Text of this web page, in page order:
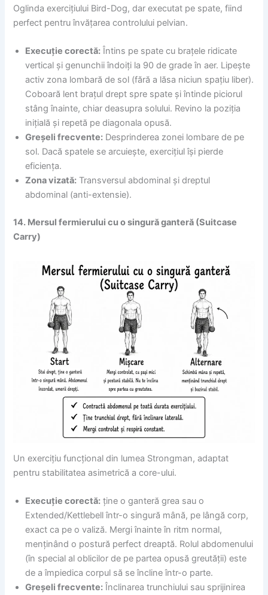
Oglinda exercițiului Bird-Dog, dar executat pe spate, fiind
perfect pentru învățarea controlului pelvian.
Execuție corectă: Întins pe spate cu brațele ridicate
vertical și genunchii îndoiți la 90 de grade în aer. Lipește
activ zona lombară de sol (fără a lăsa niciun spațiu liber).
Coboară lent brațul drept spre spate și întinde piciorul
stâng înainte, chiar deasupra solului. Revino la poziția
inițială și repetă pe diagonala opusă.
Greșeli frecvente: Desprinderea zonei lombare de pe
sol. Dacă spatele se arcuiește, exercițiul își pierde
eficiența.
Zona vizată: Transversul abdominal și dreptul
abdominal (anti-extensie).
14. Mersul fermierului cu o singură ganteră (Suitcase
Carry)
Un exercițiu funcțional din lumea Strongman, adaptat
pentru stabilitatea asimetrică a core-ului.
Execuție corectă: ține o ganteră grea sau o
Extended/Kettlebell într-o singură mână, pe lângă corp,
exact ca pe o valiză. Mergi înainte în ritm normal,
menținând o postură perfect dreaptă. Rolul abdomenului
(în special al oblicilor de pe partea opusă greutății) este
de a împiedica corpul să se încline într-o parte.
Greșeli frecvente: Înclinarea trunchiului sau sprijinirea